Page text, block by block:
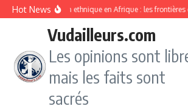
Aller au contenu
Hot NewsDivision ethnique en Afrique : les frontières
Vudailleurs.com
Les opinions sont
mais les faits sont
sacrés